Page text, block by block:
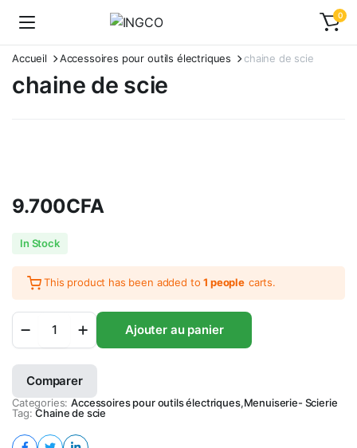
0
Accueil Accessoires pour outils électriques chaine de scie
chaine de scie
9.700CFA
In Stock
This product has been added to1 people carts.
scie
quantity
Ajouter au panier
Comparer
Categories: Accessoires pour outils électriques,Menuiserie- Scierie
Tag: Chaine de scie